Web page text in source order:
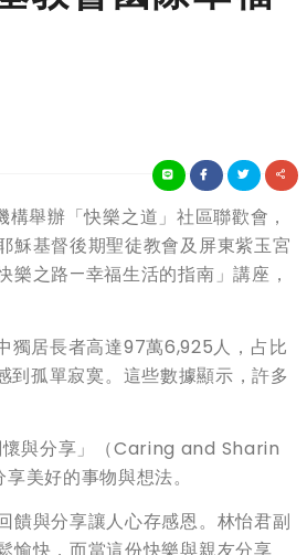
舉辦「快樂之道」社區聯歡會，
穌基督後期聖徒教會及屏東紫玉宮
樂之路—幸福生活的指南」講座，
獨居長者高達97萬6,925人，占比
到孤單寂寞。這些數據顯示，許多
懷與分享」（Caring and Sharin
美好的事物與想法。
饋與分享讓人心存感恩。林怡君副